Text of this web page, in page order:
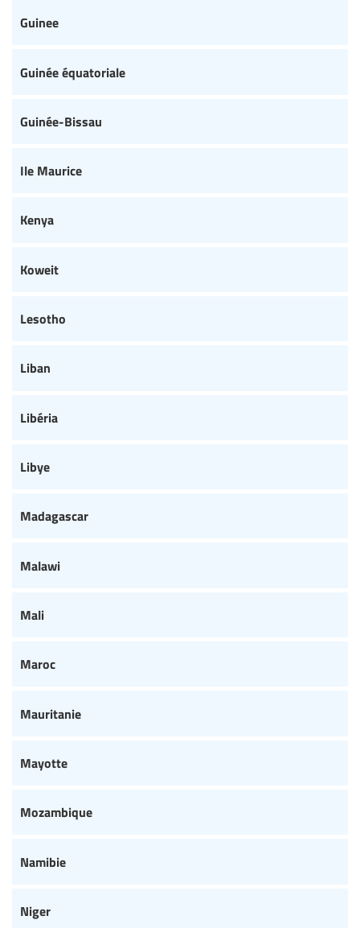
Guinee
Guinée équatoriale
Guinée-Bissau
Ile Maurice
Kenya
Koweit
Lesotho
Liban
Libéria
Libye
Madagascar
Malawi
Mali
Maroc
Mauritanie
Mayotte
Mozambique
Namibie
Niger